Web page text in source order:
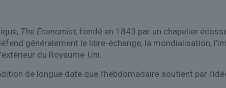
The Economist, fondé en 1843 par un chapelier
généralement le libre-échange, la mondialisation,
du Royaume-Uni.
de longue date que l’hebdomadaire soutient par